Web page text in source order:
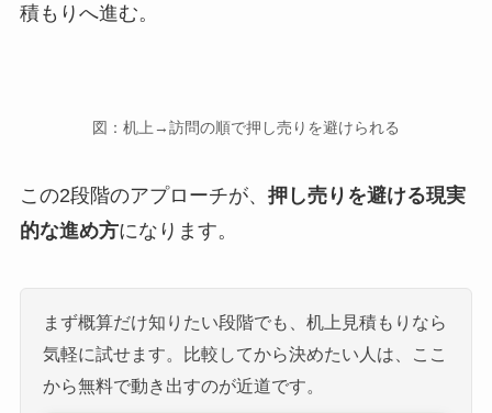
積もりへ進む。
図：机上→訪問の順で押し売りを避けられる
この2段階のアプローチが、 押し売りを避ける現実
的な進め方になります。
まず概算だけ知りたい段階でも、机上見積もりなら
気軽に試せます。比較してから決めたい人は、ここ
から無料で動き出すのが近道です。